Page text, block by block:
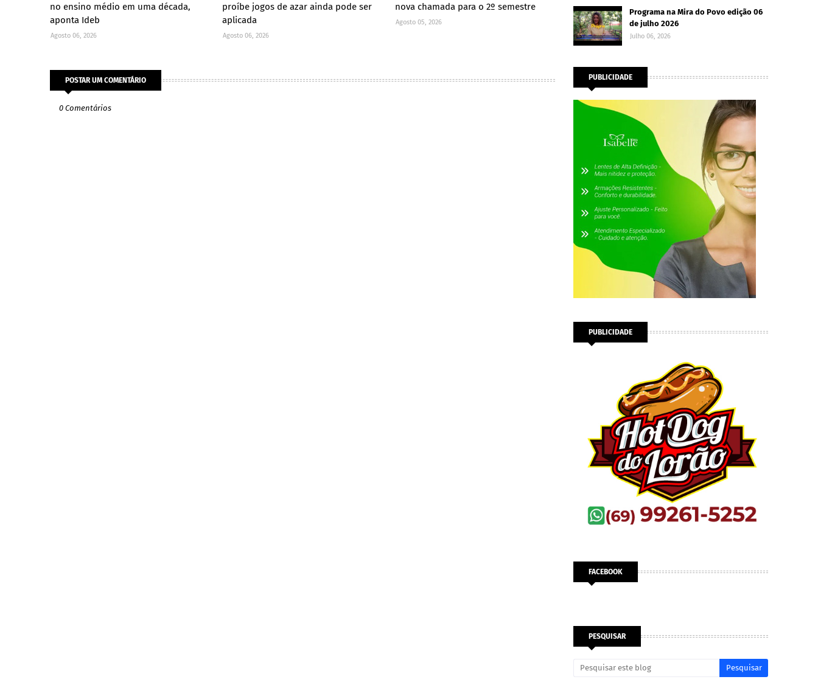
no ensino médio em uma década,
aponta Ideb
Agosto 06, 2026
proíbe jogos de azar ainda pode ser
aplicada
Agosto 06, 2026
nova chamada para o 2º semestre
Agosto 05, 2026
POSTAR UM COMENTÁRIO
0 Comentários
Programa na Mira do Povo edição 06
de julho 2026
Julho 06, 2026
PUBLICIDADE
PUBLICIDADE
FACEBOOK
PESQUISAR